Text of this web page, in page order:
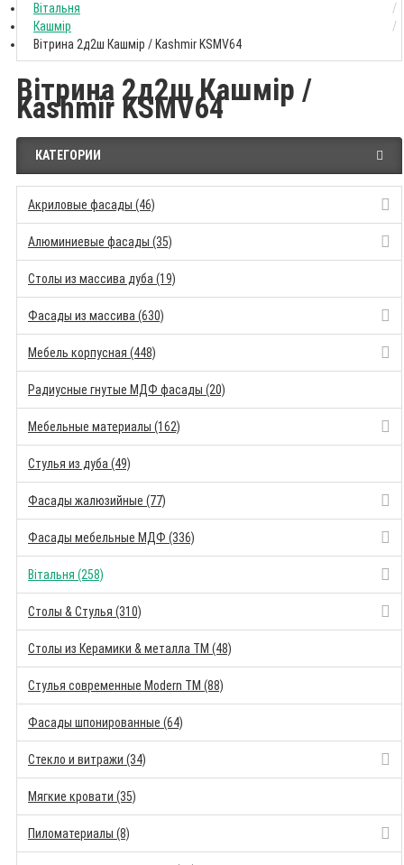
Вітальня
Кашмір
Вітрина 2д2ш Кашмір / Kashmir KSMV64
Вітрина 2д2ш Кашмір /
Kashmir KSMV64
КАТЕГОРИИ
Акриловые фасады (46)
Алюминиевые фасады (35)
Столы из массива дуба (19)
Фасады из массива (630)
Мебель корпусная (448)
Радиусные гнутые МДФ фасады (20)
Мебельные материалы (162)
Стулья из дуба (49)
Фасады жалюзийные (77)
Фасады мебельные МДФ (336)
Вітальня (258)
Столы & Стулья (310)
Столы из Керамики & металла TM (48)
Стулья современные Modern TM (88)
Фасады шпонированные (64)
Стекло и витражи (34)
Мягкие кровати (35)
Пиломатериалы (8)